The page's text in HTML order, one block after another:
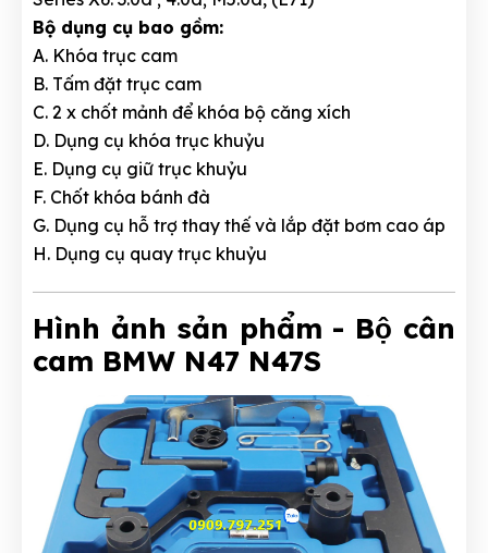
Bộ dụng cụ bao gồm:
A. Khóa trục cam
B. Tấm đặt trục cam
C. 2 x chốt mảnh để khóa bộ căng xích
D. Dụng cụ khóa trục khuỷu
E. Dụng cụ giữ trục khuỷu
F. Chốt khóa bánh đà
G. Dụng cụ hỗ trợ thay thế và lắp đặt bơm cao áp
H. Dụng cụ quay trục khuỷu
Hình ảnh sản phẩm - Bộ cân
cam BMW N47 N47S